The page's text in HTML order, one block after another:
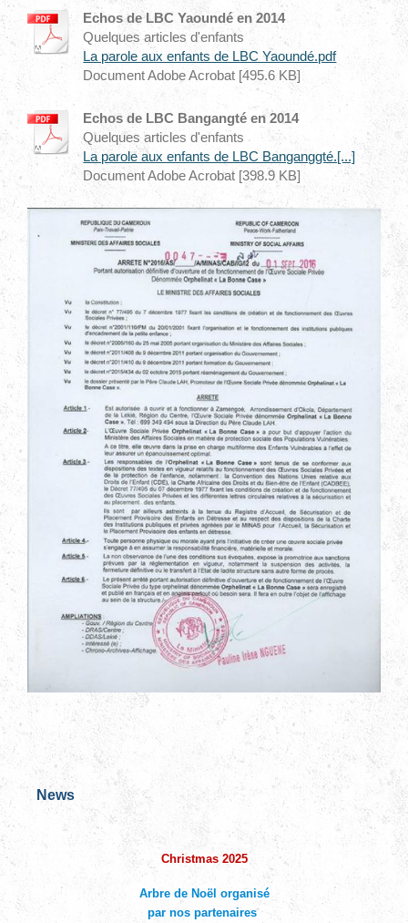
Echos de LBC Yaoundé en 2014
Quelques articles d'enfants
La parole aux enfants de LBC Yaoundé.pdf
Document Adobe Acrobat [495.6 KB]
Echos de LBC Bangangté en 2014
Quelques articles d'enfants
La parole aux enfants de LBC Banganggté.[...]
Document Adobe Acrobat [398.9 KB]
News
Christmas 2025
Arbre de Noël organisé
par nos partenaires